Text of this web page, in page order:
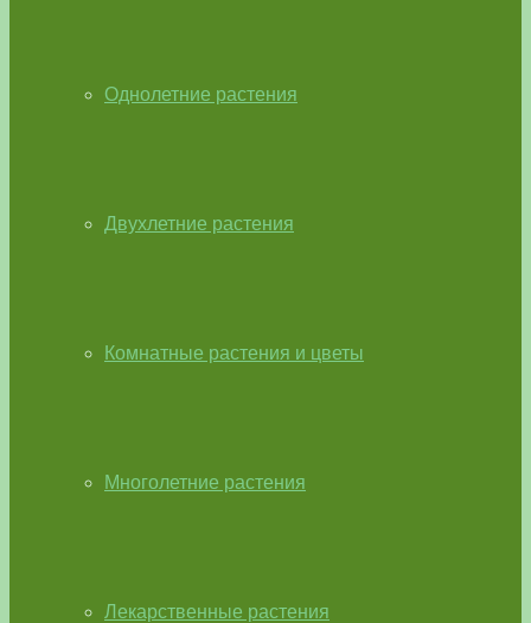
Однолетние растения
Двухлетние растения
Комнатные растения и цветы
Многолетние растения
Лекарственные растения